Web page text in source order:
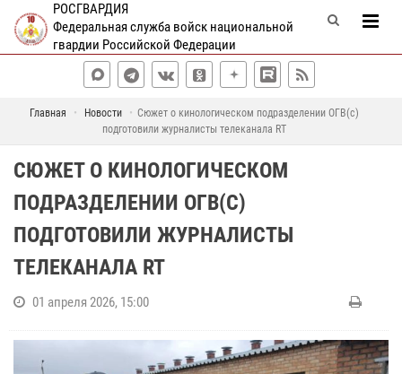
РОСГВАРДИЯ
Федеральная служба войск национальной
гвардии Российской Федерации
Главная Новости
Сюжет о кинологическом подразделении ОГВ(с)
подготовили журналисты телеканала RT
СЮЖЕТ О КИНОЛОГИЧЕСКОМ
ПОДРАЗДЕЛЕНИИ ОГВ(С)
ПОДГОТОВИЛИ ЖУРНАЛИСТЫ
ТЕЛЕКАНАЛА RT
01 апреля 2026, 15:00